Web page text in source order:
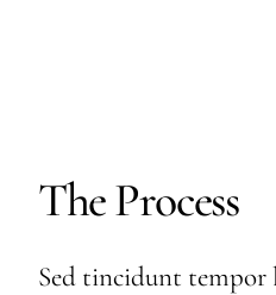
The Process
Sed tincidunt tempor